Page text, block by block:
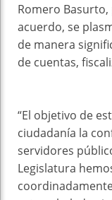
Romero
acuerdo, se
de manera
de cuentas,
“El objetivo de
ciudadanía la
servidores
Legislatura